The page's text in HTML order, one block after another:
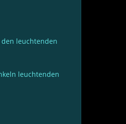
leuchtenden
leuchtenden